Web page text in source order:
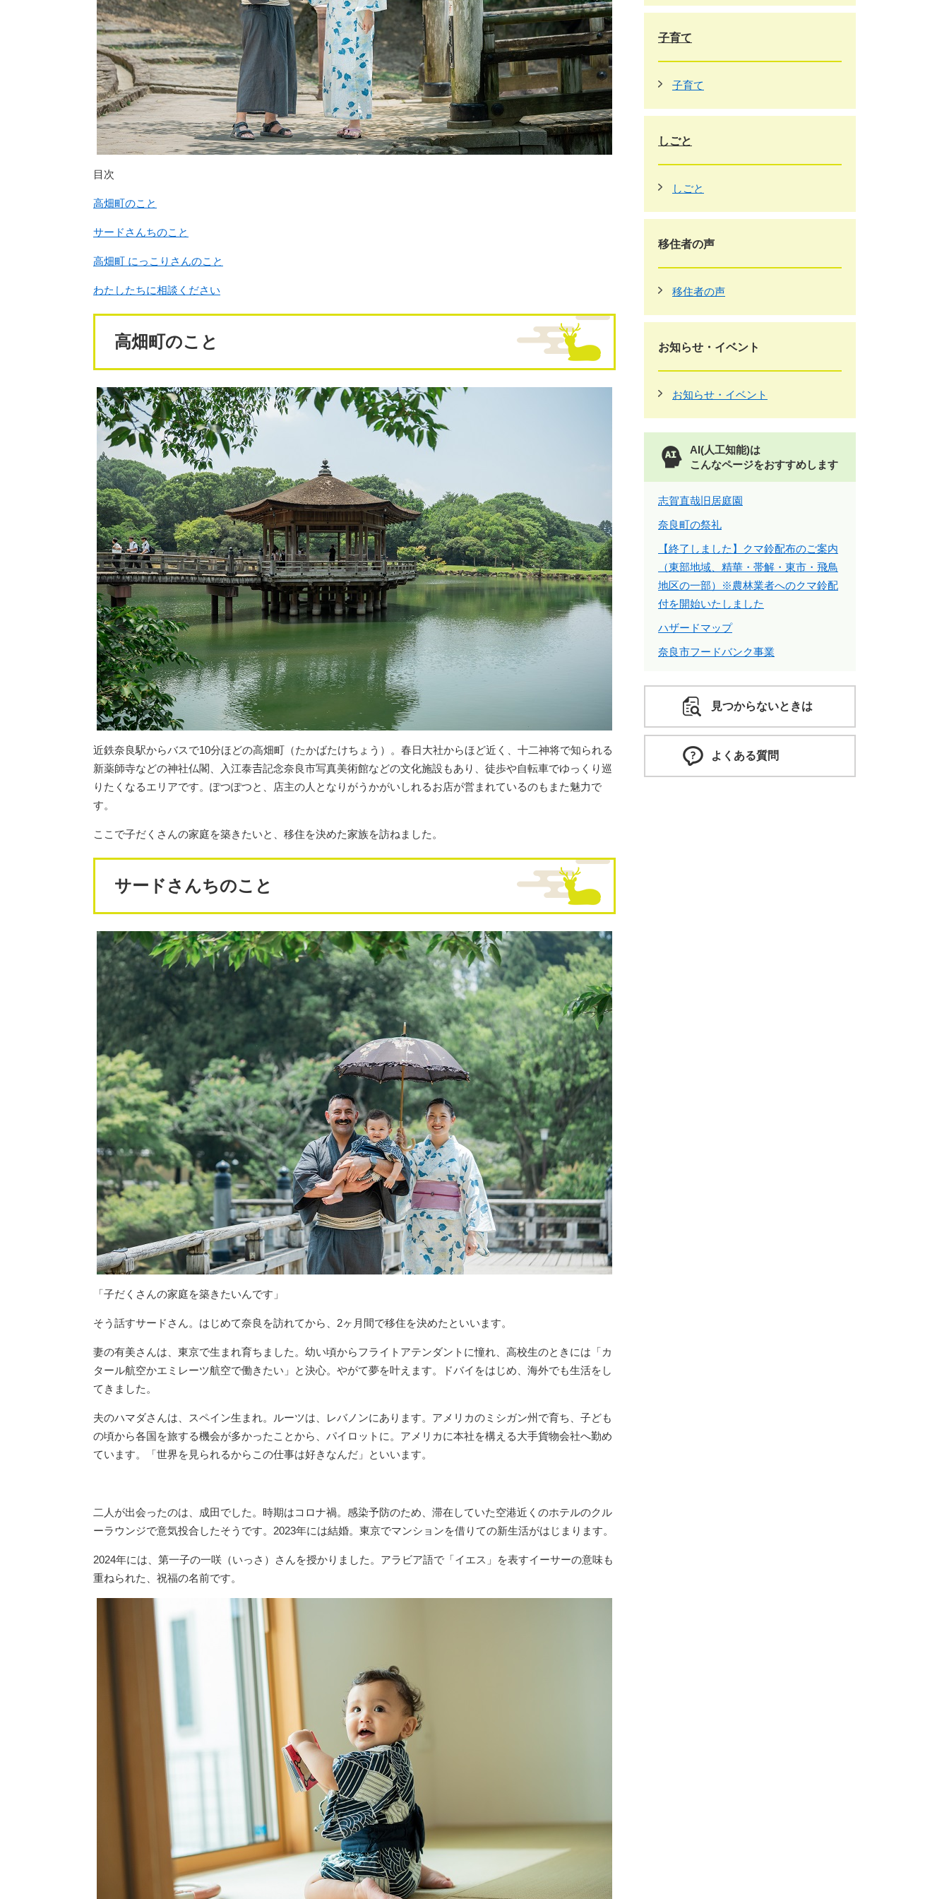
目次
高畑町のこと
サードさんちのこと
高畑町 にっこりさんのこと
わたしたちに相談ください
高畑町のこと
近鉄奈良駅からバスで10分ほどの高畑町（たかばたけちょう）。春日大社からほど近く、十二神将で知られる
新薬師寺などの神社仏閣、入江泰𠮷記念奈良市写真美術館などの文化施設もあり、徒歩や自転車でゆっくり巡
りたくなるエリアです。ぽつぽつと、店主の人となりがうかがいしれるお店が営まれているのもまた魅力で
す。
ここで子だくさんの家庭を築きたいと、移住を決めた家族を訪ねました。
サードさんちのこと
「子だくさんの家庭を築きたいんです」
そう話すサードさん。はじめて奈良を訪れてから、2ヶ月間で移住を決めたといいます。
妻の有美さんは、東京で生まれ育ちました。幼い頃からフライトアテンダントに憧れ、高校生のときには「カ
タール航空かエミレーツ航空で働きたい」と決心。やがて夢を叶えます。ドバイをはじめ、海外でも生活をし
てきました。
夫のハマダさんは、スペイン生まれ。ルーツは、レバノンにあります。アメリカのミシガン州で育ち、子ども
の頃から各国を旅する機会が多かったことから、パイロットに。アメリカに本社を構える大手貨物会社へ勤め
ています。「世界を見られるからこの仕事は好きなんだ」といいます。
二人が出会ったのは、成田でした。時期はコロナ禍。感染予防のため、滞在していた空港近くのホテルのクル
ーラウンジで意気投合したそうです。2023年には結婚。東京でマンションを借りての新生活がはじまります。
2024年には、第一子の一咲（いっさ）さんを授かりました。アラビア語で「イエス」を表すイーサーの意味も
重ねられた、祝福の名前です。
子育て
子育て
しごと
しごと
移住者の声
移住者の声
お知らせ・イベント
お知らせ・イベント
AI(人工知能)は
こんなページをおすすめします
志賀直哉旧居庭園
奈良町の祭礼
【終了しました】クマ鈴配布のご案内
（東部地域、精華・帯解・東市・飛鳥
地区の一部）※農林業者へのクマ鈴配
付を開始いたしました
ハザードマップ
奈良市フードバンク事業
見つからないときは
よくある質問